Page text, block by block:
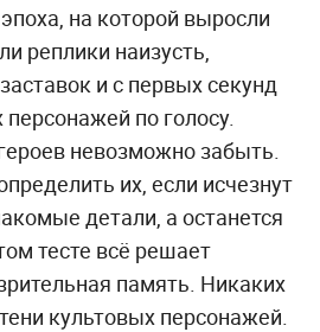
на которой выросли
реплики наизусть,
и с первых секунд
по голосу.
невозможно забыть.
их, если исчезнут
детали, а останется
тесте всё решает
память. Никаких
культовых персонажей.